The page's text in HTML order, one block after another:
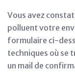
Vous avez
polluent votre
formulaire ci-
techniques où se
un mail de